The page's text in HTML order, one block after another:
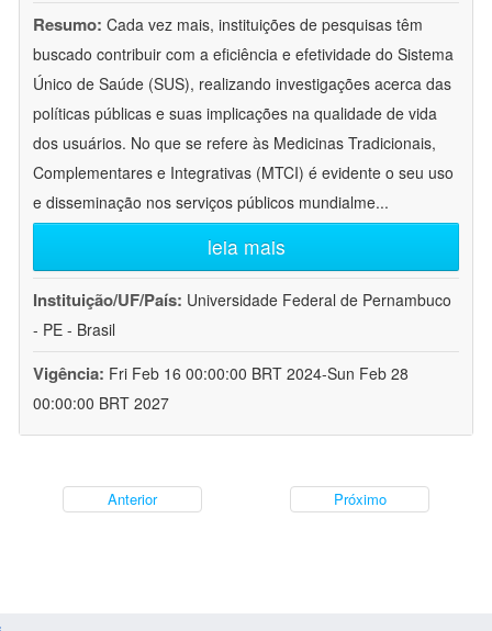
Resumo: Cada vez mais, instituições de pesquisas têm
buscado contribuir com a eficiência e efetividade do Sistema
Único de Saúde (SUS), realizando investigações acerca das
políticas públicas e suas implicações na qualidade de vida
dos usuários. No que se refere às Medicinas Tradicionais,
Complementares e Integrativas (MTCI) é evidente o seu uso
e disseminação nos serviços públicos mundialme...
leia mais
Instituição/UF/País: Universidade Federal de Pernambuco
- PE - Brasil
Vigência: Fri Feb 16 00:00:00 BRT 2024-Sun Feb 28
00:00:00 BRT 2027
Anterior Próximo